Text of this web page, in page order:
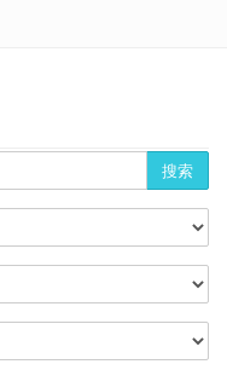
搜索